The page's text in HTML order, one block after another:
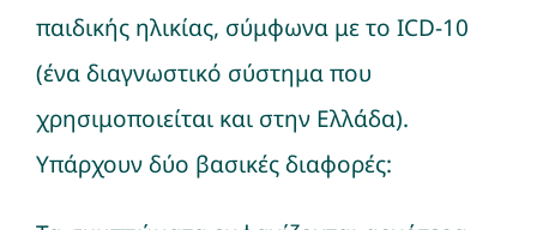
παιδικής ηλικίας, σύμφωνα με το ICD-10
(ένα διαγνωστικό σύστημα που
χρησιμοποιείται και στην Ελλάδα).
Υπάρχουν δύο βασικές διαφορές: